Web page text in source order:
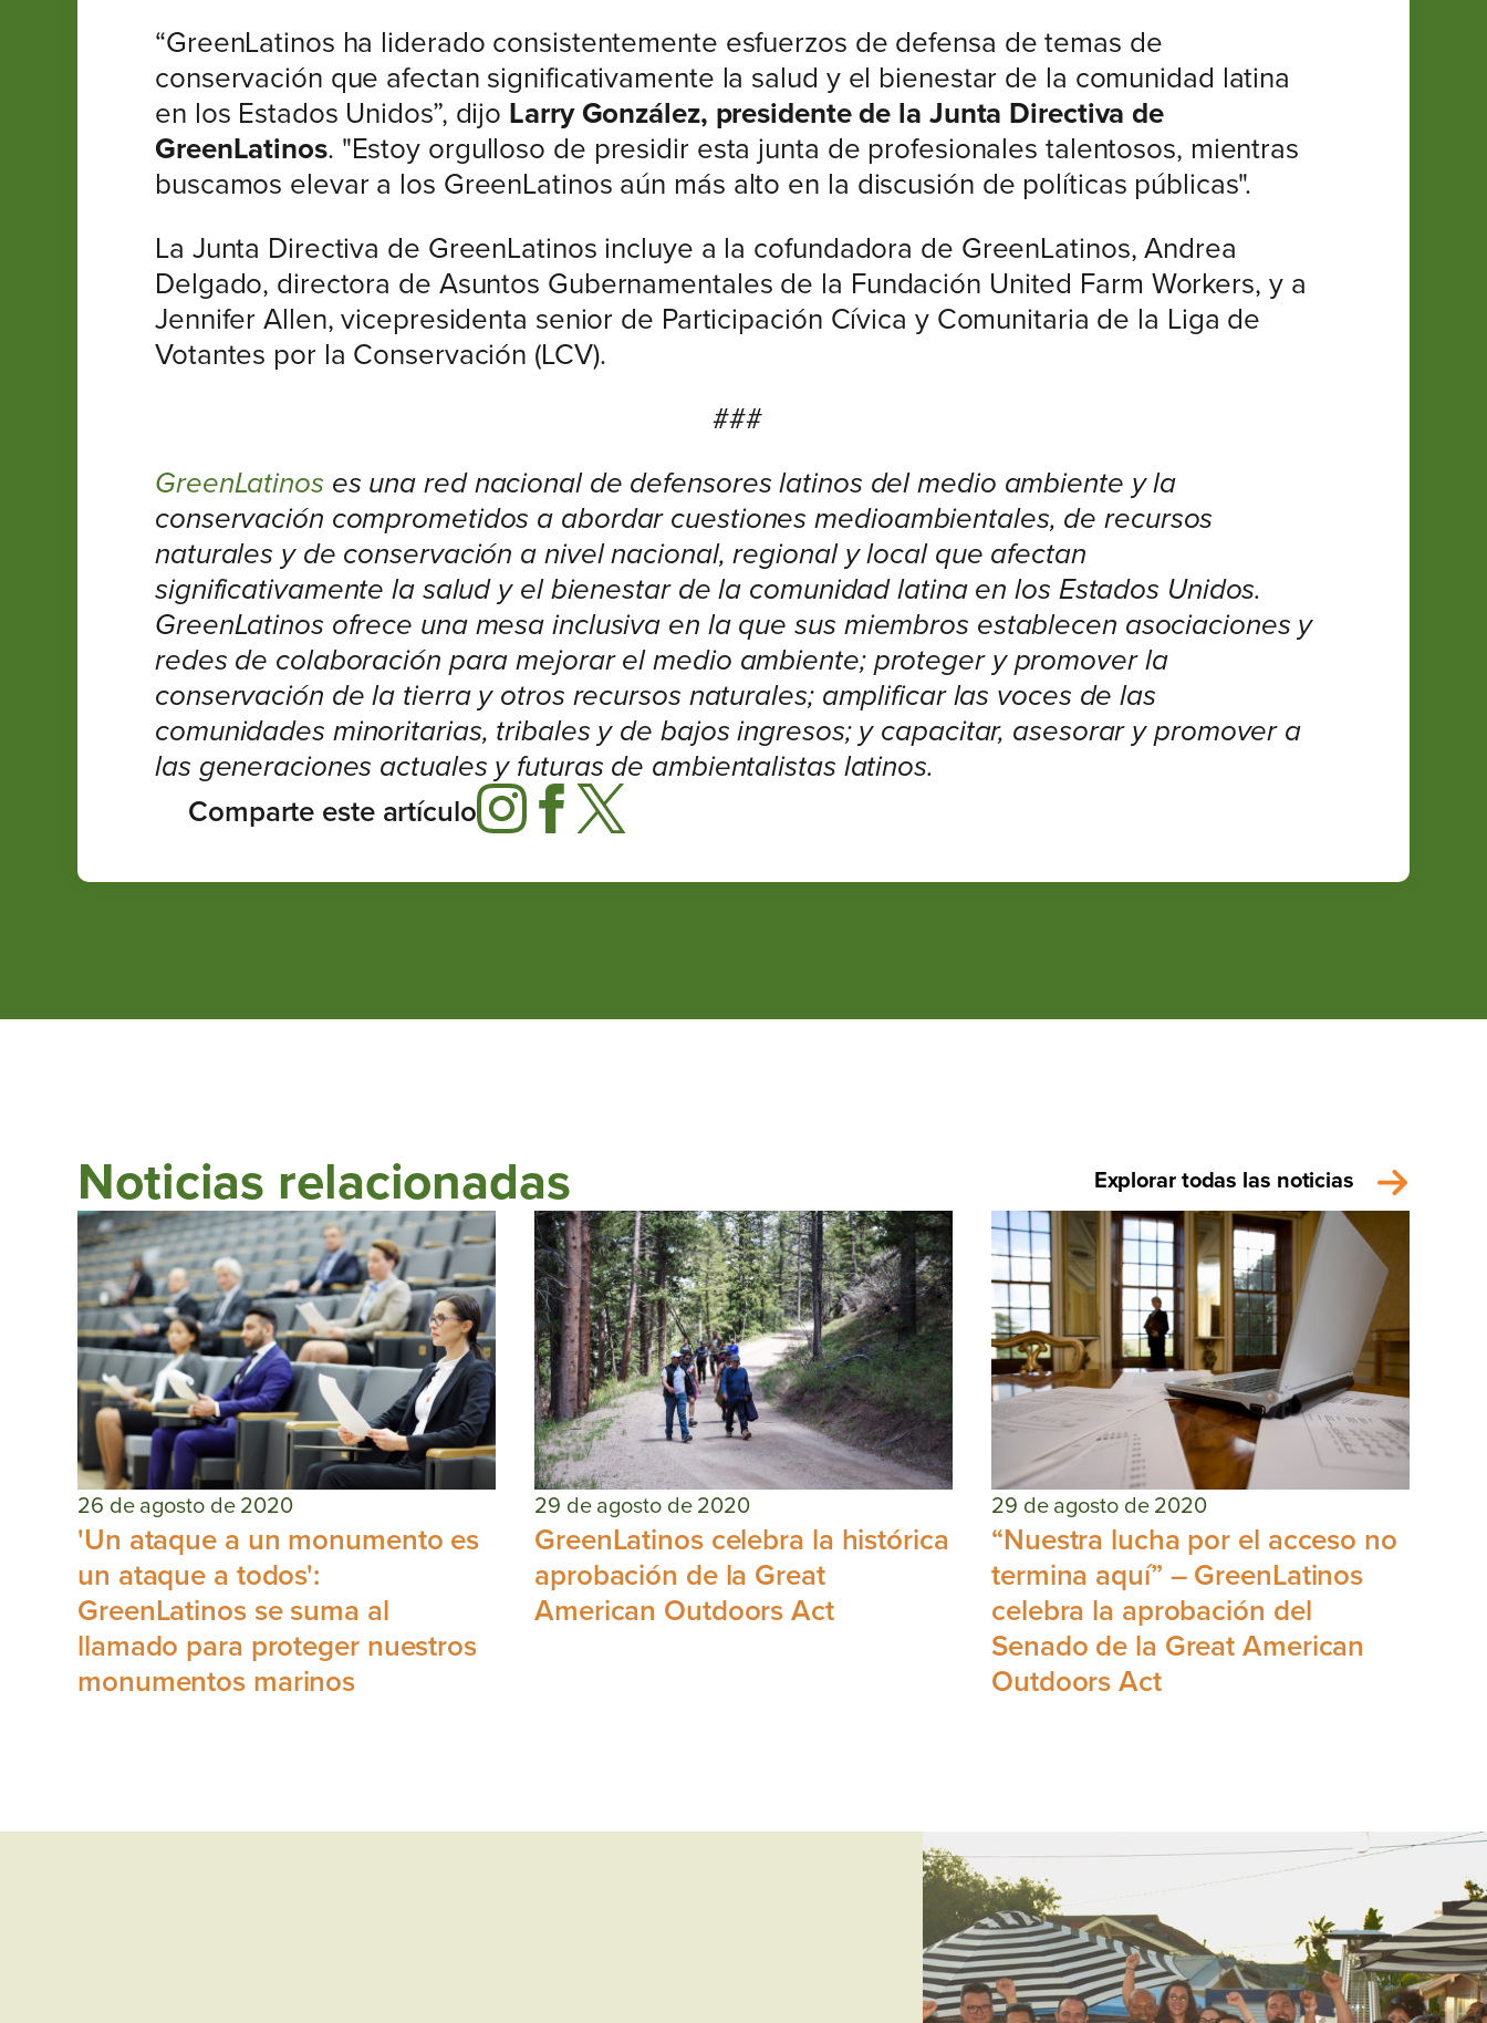
“GreenLatinos ha liderado consistentemente esfuerzos de defensa de temas de
conservación que afectan significativamente la salud y el bienestar de la comunidad latina
en los Estados Unidos”, dijo Larry González, presidente de la Junta Directiva de
GreenLatinos. "Estoy orgulloso de presidir esta junta de profesionales talentosos, mientras
buscamos elevar a los GreenLatinos aún más alto en la discusión de políticas públicas".
La Junta Directiva de GreenLatinos incluye a la cofundadora de GreenLatinos, Andrea
Delgado, directora de Asuntos Gubernamentales de la Fundación United Farm Workers, y a
Jennifer Allen, vicepresidenta senior de Participación Cívica y Comunitaria de la Liga de
Votantes por la Conservación (LCV).
###
GreenLatinos es una red nacional de defensores latinos del medio ambiente y la
conservación comprometidos a abordar cuestiones medioambientales, de recursos
naturales y de conservación a nivel nacional, regional y local que afectan
significativamente la salud y el bienestar de la comunidad latina en los Estados Unidos.
GreenLatinos ofrece una mesa inclusiva en la que sus miembros establecen asociaciones y
redes de colaboración para mejorar el medio ambiente; proteger y promover la
conservación de la tierra y otros recursos naturales; amplificar las voces de las
comunidades minoritarias, tribales y de bajos ingresos; y capacitar, asesorar y promover a
las generaciones actuales y futuras de ambientalistas latinos.
Comparte este artículo
Noticias relacionadas Explorar todas las noticias
26 de agosto de 2020
'Un ataque a un monumento es
un ataque a todos':
GreenLatinos se suma al
llamado para proteger nuestros
monumentos marinos
29 de agosto de 2020
GreenLatinos celebra la histórica
aprobación de la Great
American Outdoors Act
29 de agosto de 2020
“Nuestra lucha por el acceso no
termina aquí” – GreenLatinos
celebra la aprobación del
Senado de la Great American
Outdoors Act